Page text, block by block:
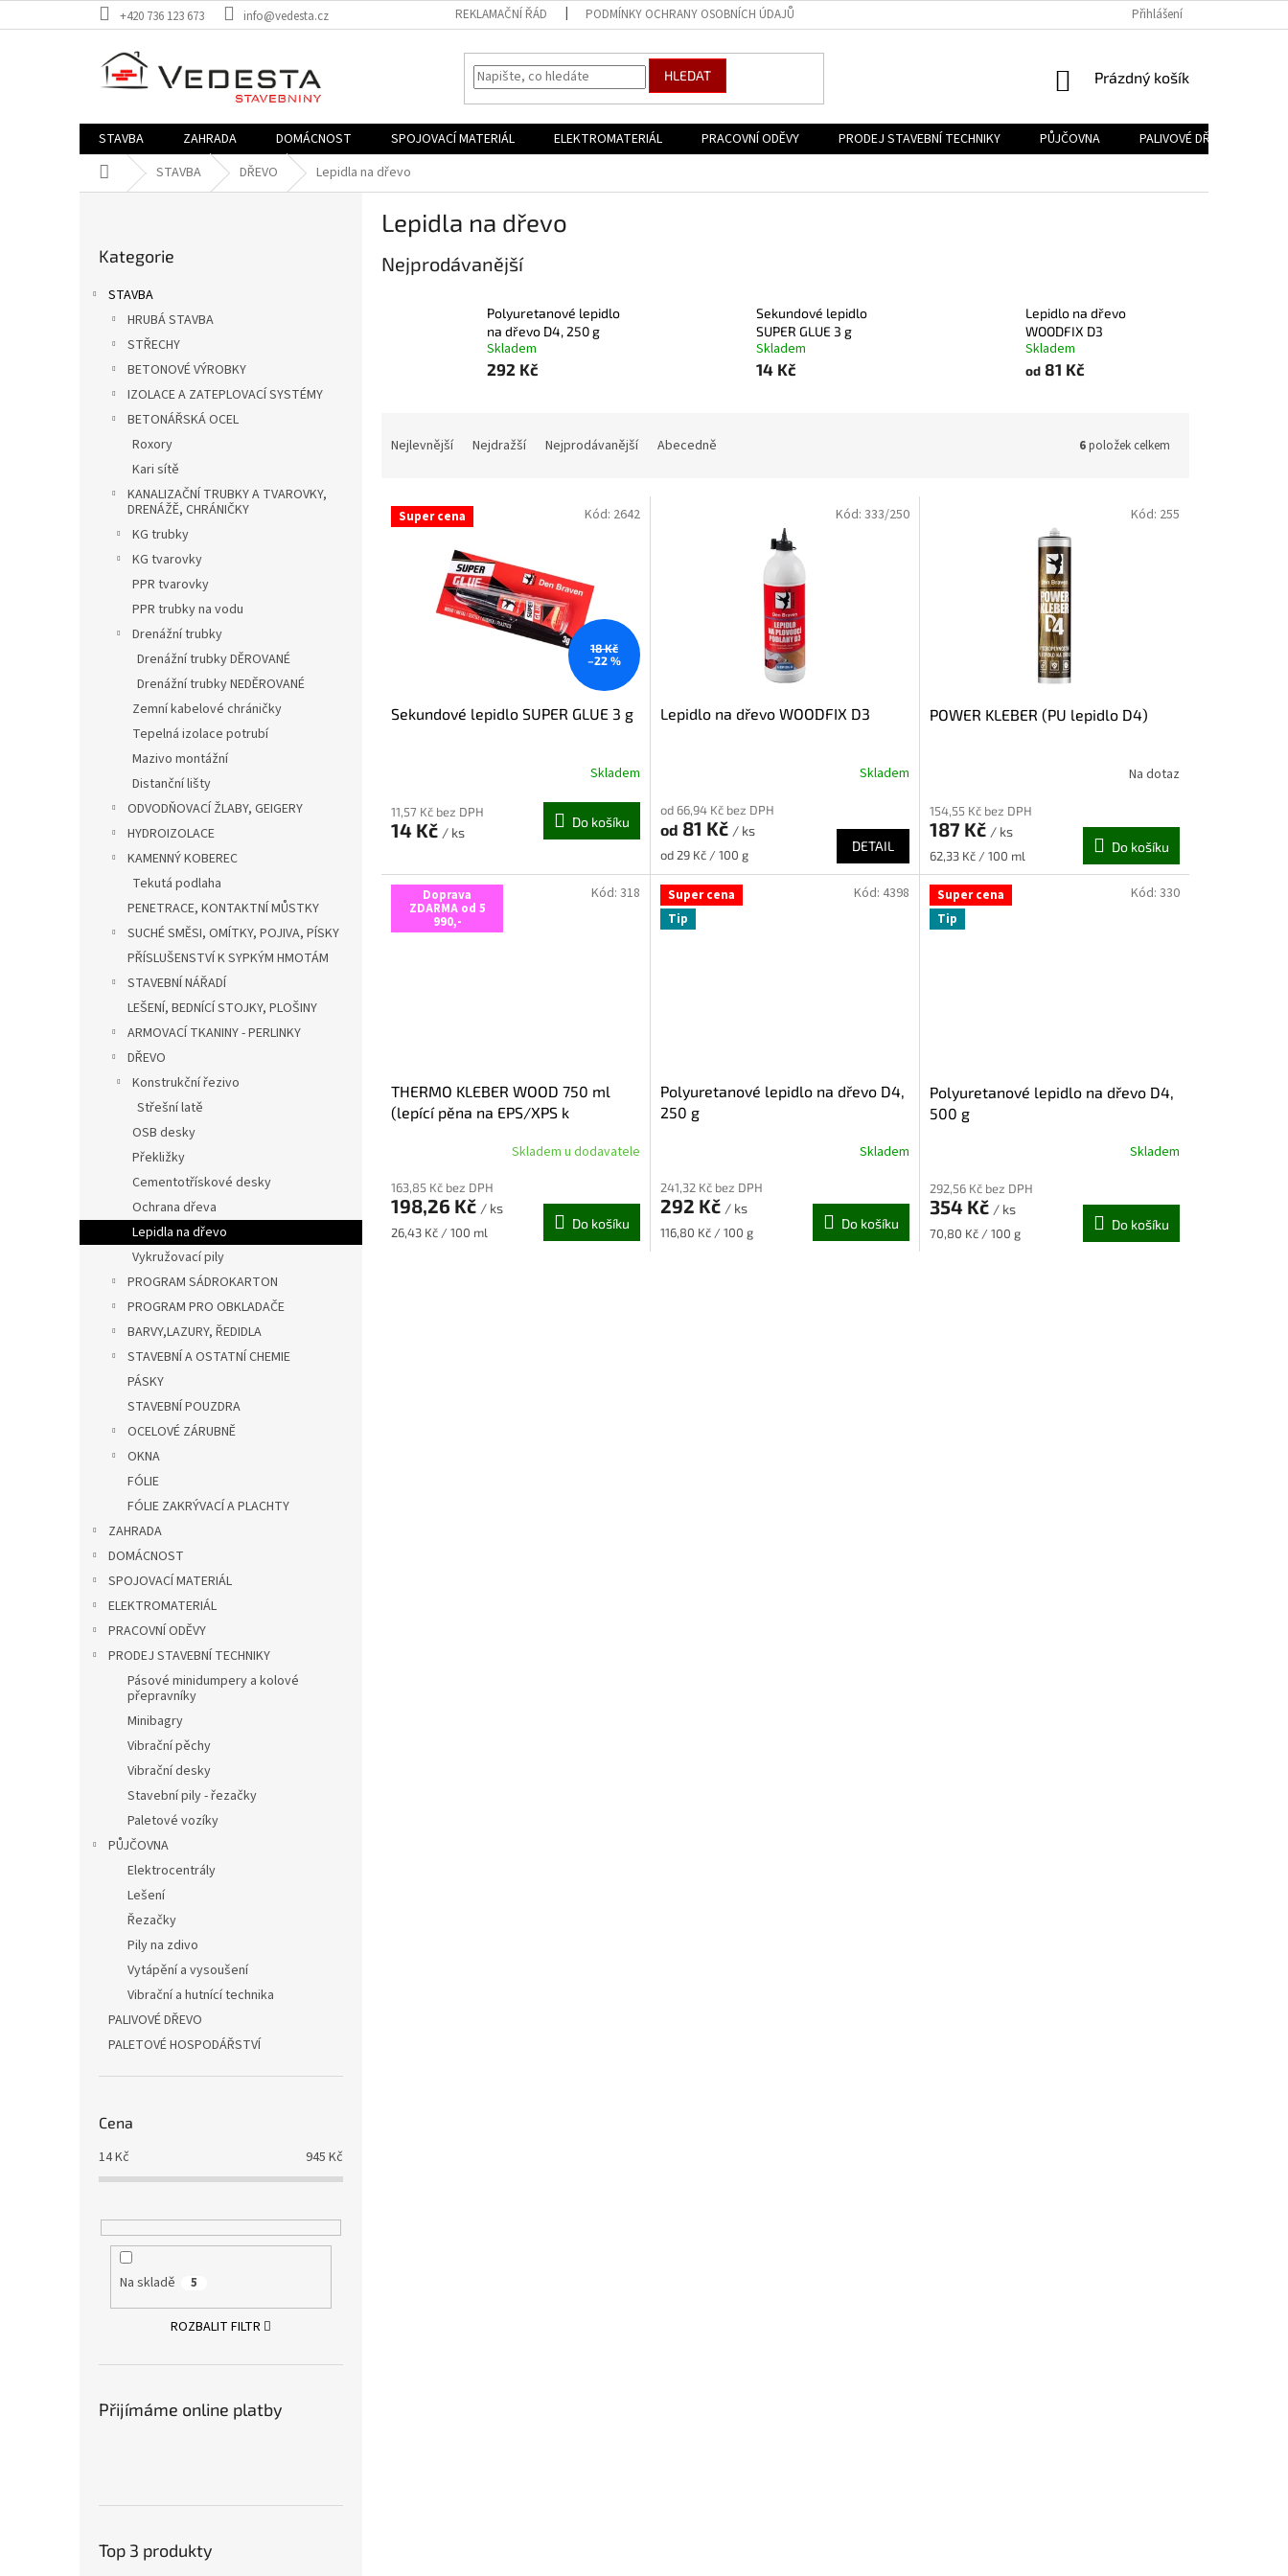
na
+420 736 123 673 info@vedesta.cz REKLAMAČNÍ ŘÁD PODMÍNKY OCHRANY OSOBNÍCH ÚDAJŮ Přihlášení
HLEDAT
NÁKUPNÍ
Prázdný košík
STAVBA ZAHRADA DOMÁCNOST SPOJOVACÍ MATERIÁL ELEKTROMATERIÁL PRACOVNÍ ODĚVY PRODEJ STAVEBNÍ TECHNIKY PŮJČOVNA PALIVOVÉ DŘEVO
Domů STAVBA DŘEVO Lepidla na dřevo
kategorie
Kategorie
STAVBA
HRUBÁ STAVBA
STŘECHY
BETONOVÉ VÝROBKY
IZOLACE A ZATEPLOVACÍ SYSTÉMY
BETONÁŘSKÁ OCEL
Roxory
Kari sítě
KANALIZAČNÍ TRUBKY A TVAROVKY,
DRENÁŽĚ, CHRÁNIČKY
KG trubky
KG tvarovky
PPR tvarovky
PPR trubky na vodu
Drenážní trubky
Drenážní trubky DĚROVANÉ
Drenážní trubky NEDĚROVANÉ
Zemní kabelové chráničky
Tepelná izolace potrubí
Mazivo montážní
Distanční lišty
ODVODŇOVACÍ ŽLABY, GEIGERY
HYDROIZOLACE
KAMENNÝ KOBEREC
Tekutá podlaha
PENETRACE, KONTAKTNÍ MŮSTKY
SUCHÉ SMĚSI, OMÍTKY, POJIVA, PÍSKY
PŘÍSLUŠENSTVÍ K SYPKÝM HMOTÁM
STAVEBNÍ NÁŘADÍ
LEŠENÍ, BEDNÍCÍ STOJKY, PLOŠINY
ARMOVACÍ TKANINY - PERLINKY
DŘEVO
Konstrukční řezivo
Střešní latě
OSB desky
Překližky
Cementotřískové desky
Ochrana dřeva
Lepidla na dřevo
Vykružovací pily
PROGRAM SÁDROKARTON
PROGRAM PRO OBKLADAČE
BARVY,LAZURY, ŘEDIDLA
STAVEBNÍ A OSTATNÍ CHEMIE
PÁSKY
STAVEBNÍ POUZDRA
OCELOVÉ ZÁRUBNĚ
OKNA
FÓLIE
FÓLIE ZAKRÝVACÍ A PLACHTY
ZAHRADA
DOMÁCNOST
SPOJOVACÍ MATERIÁL
ELEKTROMATERIÁL
PRACOVNÍ ODĚVY
PRODEJ STAVEBNÍ TECHNIKY
Pásové minidumpery a kolové
přepravníky
Minibagry
Vibrační pěchy
Vibrační desky
Stavební pily - řezačky
Paletové vozíky
PŮJČOVNA
Elektrocentrály
Lešení
Řezačky
Pily na zdivo
Vytápění a vysoušení
Vibrační a hutnící technika
PALIVOVÉ DŘEVO
PALETOVÉ HOSPODÁŘSTVÍ
Cena
14Kč 945 Kč
Na skladě 5
ROZBALIT FILTR
Přijímáme online platby
Top 3 produkty
Lepidla na dřevo
Nejprodávanější
Polyuretanové lepidlo
na dřevo D4, 250 g
Skladem
292 Kč
Sekundové lepidlo
SUPER GLUE 3 g
Skladem
14 Kč
Lepidlo na dřevo
WOODFIX D3
Skladem
od81 Kč
n
Nejlevnější Nejdražší Nejprodávanější Abecedně 6položek celkem
V Super cena
18 Kč
–22 %
Sekundové lepidlo SUPER GLUE 3 g
Skladem
11,57 Kč bez DPH
14 Kč / ks
Do košíku
Kód: 2642
Lepidlo na dřevo WOODFIX D3
Skladem
od 66,94 Kč bez DPH
od 81 Kč / ks
Měrná
od 29 Kč / 100 g
DETAIL
Kód: 333/250
POWER KLEBER (PU lepidlo D4)
Na dotaz
154,55 Kč bez DPH
187 Kč / ks
Měrná
cena:
62,33 Kč / 100 ml
Do košíku
Kód: 255
Doprava
ZDARMA od 5
990,-
THERMO KLEBER WOOD 750 ml
(lepící pěna na EPS/XPS k
produktu
je
5,0
Skladem u dodavatele
163,85 Kč bez DPH
198,26 Kč / ks
Měrná
26,43 Kč / 100 ml
Do košíku
Kód: 318
Super cena
Tip
Polyuretanové lepidlo na dřevo D4,
250 g
Skladem
241,32 Kč bez DPH
292 Kč / ks
Měrná
116,80 Kč / 100 g
Do košíku
Kód: 4398
Super cena
Tip
Polyuretanové lepidlo na dřevo D4,
500 g
Skladem
292,56 Kč bez DPH
354 Kč / ks
Měrná
70,80 Kč / 100 g
Do košíku
Kód: 330